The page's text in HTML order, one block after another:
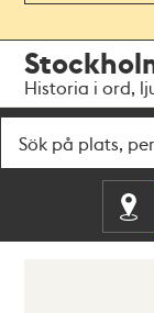
navigationen
huvudinnehållet
Historia i ord,